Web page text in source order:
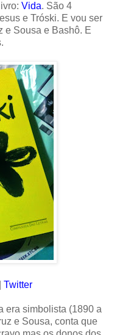
Vida. São 4
e Tróski. E vou ser
e Sousa e Bashô. E
Twitter
era simbolista (1890 a
e Sousa, conta que